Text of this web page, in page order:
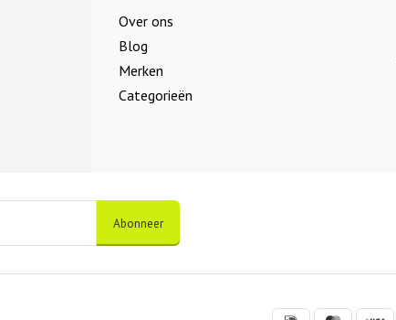
Over ons
Blog
Merken
Categorieën
Abonneer